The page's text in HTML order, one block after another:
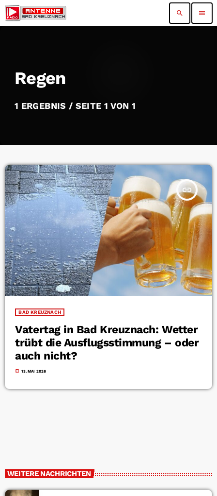
search menu
Regen
1 ERGEBNIS / SEITE 1 VON 1
insert_link
BAD KREUZNACH
Vatertag in Bad Kreuznach: Wetter
trübt die Ausflugsstimmung – oder
auch nicht?
today 13. MAI 2026
WEITERE NACHRICHTEN